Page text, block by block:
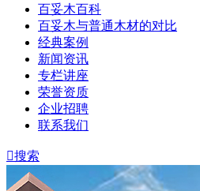
百妥木百科
百妥木与普通木材的对比
经典案例
新闻资讯
专栏讲座
荣誉资质
企业招聘
联系我们
搜索